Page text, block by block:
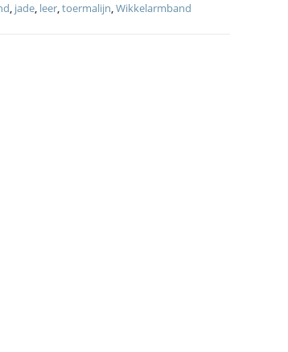
, jade, leer,toermalijn,Wikkelarmband